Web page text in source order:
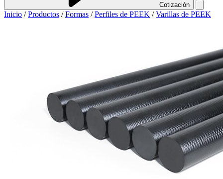
Cotización
Inicio /Productos /Formas /Perfiles de PEEK /Varillas de PEEK